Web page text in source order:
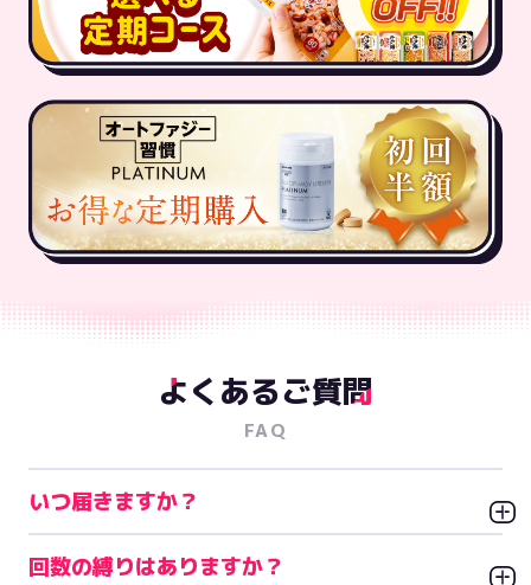
よくあるご質問
FAQ
いつ届きますか？
回数の縛りはありますか？